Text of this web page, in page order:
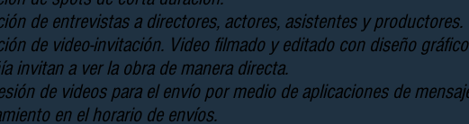
de entrevistas a directores, actores, asistentes y productores.
de video-invitación. Video filmado y editado con diseño
invitan a ver la obra de manera directa.
de videos para el envío por medio de aplicaciones de
en el horario de envíos.